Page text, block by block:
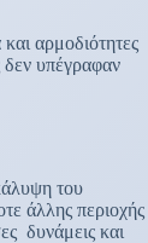
αρμοδιότητες
υπέγραφαν
του
άλλης περιοχής
δυνάμεις και